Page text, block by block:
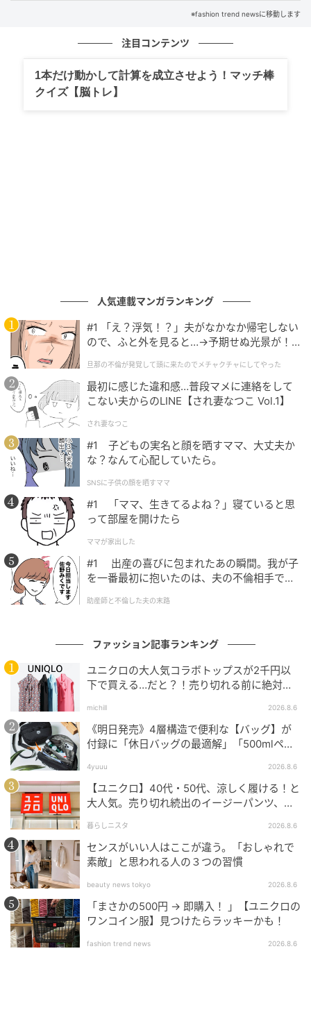
出典：N+
配色ステッチでシャレ感UPを狙えるデニムパ
ンツ
出典：N+
【N+】「マイルドフィットストレッチデニムワイドパ
ンツ」¥3,490（税込・値下げ価格）※4月6日までの期
間限定価格
脚のラインを拾いにくいワイドシルエットにピンタッ
クステッチを施したこちらのデニムパンツ。「脚長見
え効果を叶える」（公式ECサイトより）というN+こだ
わりの一本です。裾にも幅広の配色ステッチを入れ、
さりげないひと癖を足し算。短め丈のシンプルなトッ
プスと合わせるだけで、春のカジュアルコーデのシャ
レ感UPを狙えます。
※fashion trend newsに移動します
注目コンテンツ
1本だけ動かして計算を成立させよう！マッチ棒
クイズ【脳トレ】
人気連載マンガランキング
#1 「え？浮気！？」夫がなかなか帰宅しない
ので、ふと外を見ると…→予期せぬ光景が！
クチャにしてやった
旦那の不倫が発覚して頭に来たのでメチャクチャにしてやった
最初に感じた違和感…普段マメに連絡をして
こない夫からのLINE【され妻なつこ Vol.1】
され妻なつこ
#1 子どもの実名と顔を晒すママ、大丈夫か
な？なんて心配していたら。
SNSに子供の顔を晒すママ
#1 「ママ、生きてるよね？」寝ていると思
って部屋を開けたら
ママが家出した
#1 出産の喜びに包まれたあの瞬間。我が子
を一番最初に抱いたのは、夫の不倫相手でし
助産師と不倫した夫の末路
ファッション記事ランキング
ユニクロの大人気コラボトップスが2千円以
下で買える…だと？！売り切れる前に絶対買
michill 2026.8.6
《明日発売》4層構造で便利な【バッグ】が
付録に「休日バッグの最適解」「500mlペッ
4yuuu 2026.8.6
【ユニクロ】40代・50代、涼しく履ける！と
大人気。売り切れ続出のイージーパンツ、買
暮らしニスタ 2026.8.6
センスがいい人はここが違う。「おしゃれで
素敵」と思われる人の３つの習慣
beauty news tokyo 2026.8.6
「まさかの500円 → 即購入！ 」【ユニクロの
ワンコイン服】見つけたらラッキーかも！
fashion trend news 2026.8.6